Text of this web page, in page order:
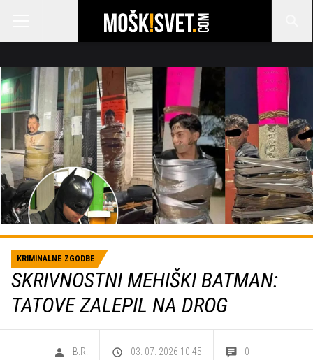
KRIMINALNE ZGODBE
SKRIVNOSTNI MEHIŠKI BATMAN:
TATOVE ZALEPIL NA DROG
B.R. 03. 07. 2026 10.45 0